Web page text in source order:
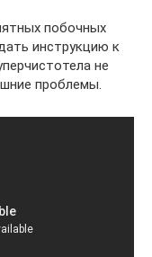
побочных
инструкцию к
не
проблемы.